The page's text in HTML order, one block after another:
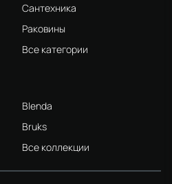
Сантехника
Раковины
Все категории
Blenda
Bruks
Все коллекции